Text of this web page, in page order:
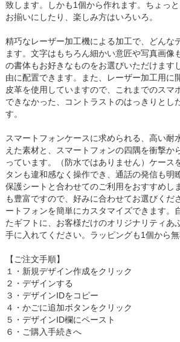
致します。しかも1個から作れます。ちょっ
お揃いにしたり、楽しみ方はいろいろ。
精巧なレーザー加工機による加工で、どんな
ます。文字はもちろん細かい意匠や写真画像
の書体もお好きなものをお選びいただけます
由に配置できます。また、レーザー加工用に
皮革を使用していますので、これまでのスマ
できなかった、コントラストのはっきりとし
す。
スマートフォンケースに求められる、高い耐
えた素材と、スマートフォンの四隅を衝撃か
っています。（防水ではありません）ケース
タンも違和感なく操作でき、通話の発信も明
保護シートと合わせてのご利用をおすすめし
も豊富ですので、好みに合わせてお選びくだ
ートフォンを簡単にカスタマイズできます。
たギフトに、お客様だけのオリジナリティあ
手に入れてください。ラッピングも1個から無
【ご注文手順】
１・新規デザイン作成をクリック
２・デザインする
３・デザインIDをコピー
４・かごに追加ボタンをクリック
５・デザインID欄にペースト
６・ご購入手続きへ